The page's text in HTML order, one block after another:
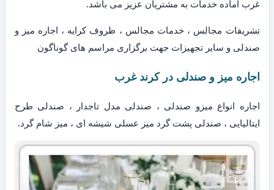
غرب آماده خدمات به مشتریان عزیز می باشد.
تشریفات مجالس ، خدمات مجالس ، ظروف کرایه ، اجاره میز و
صندلی و سایر تجهیزات جهت برگزاری مراسم های گوناگون
اجاره میز و صندلی در کرند غرب
اجاره انواع میزو صندلی ، صندلی مدل تاجدار ، صندلی طرح
ایتالیایی ، صندلی پشت گرد میز عسلی شیشه ای ، میز شام گرد.